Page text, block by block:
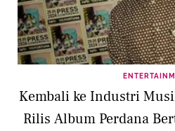
Kembali ke Industri
Rilis Album Perdana